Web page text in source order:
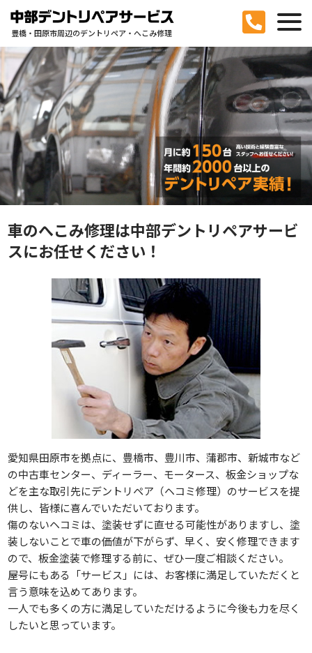
豊橋・田原市周辺のデントリペア・へこみ修理
車のへこみ修理は中部デントリペアサービ
スにお任せください！
愛知県田原市を拠点に、豊橋市、豊川市、蒲郡市、新城市など
の中古車センター、ディーラー、モータース、板金ショップな
どを主な取引先にデントリペア（ヘコミ修理）のサービスを提
供し、皆様に喜んでいただいております。
傷のないヘコミは、塗装せずに直せる可能性がありますし、塗
装しないことで車の価値が下がらず、早く、安く修理できます
ので、板金塗装で修理する前に、ぜひ一度ご相談ください。
屋号にもある「サービス」には、お客様に満足していただくと
言う意味を込めてあります。
一人でも多くの方に満足していただけるように今後も力を尽く
したいと思っています。